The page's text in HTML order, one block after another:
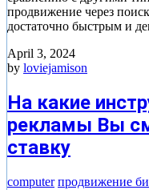
продвижение через
достаточно быстрым и
April 3, 2024
by loviejamison
На какие
рекламы Вы
ставку
computer продвижение